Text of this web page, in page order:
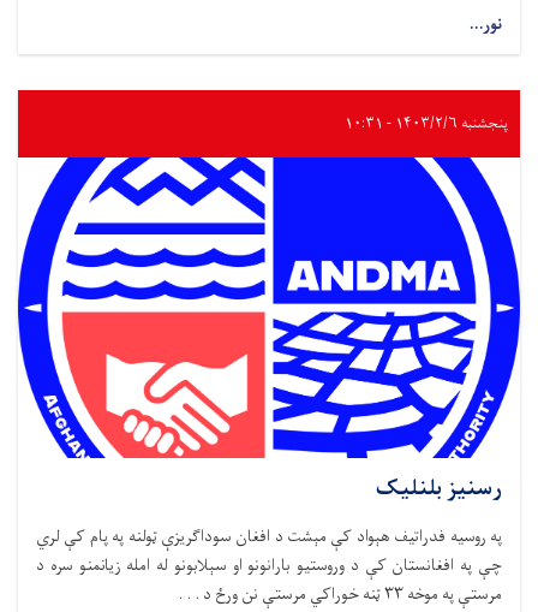
نور...
پنجشنبه ۱۴۰۳/۲/۶ - ۱۰:۳۱
رسنیز بلنلیک
په روسیه فدراتیف هېواد کې مېشت د افغان سوداګریزې ټولنه په پام کې لري
چې په افغانستان کې د وروستیو بارانونو او سېلابونو له امله زیانمنو سره د
مرستې په موخه ۳۳ ټنه خوراکي مرستې نن ورځ د . . .